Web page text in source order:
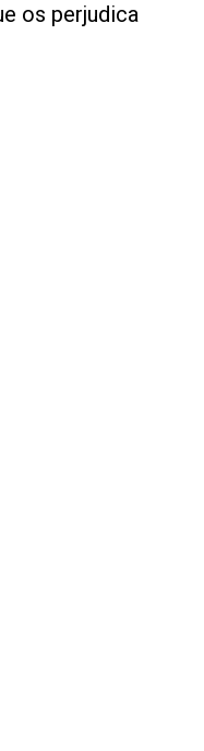
os perjudica